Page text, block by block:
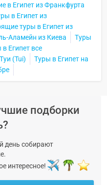
в Египет из Франкфурта
в Египет из
туры в Египет из
Аламейн из Киева
Туры
Египет все
(Tui)
Туры в Египет на
подборки
день собирают
интересное!